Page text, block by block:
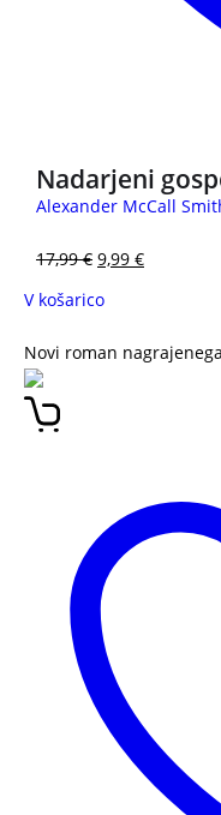
Nadarjeni
Alexander McCall
17,99€ 9,99 €
V košarico
Novi roman